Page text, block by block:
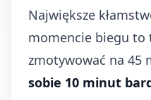
Największe
momencie biegu to
zmotywować na 45
sobie 10 minut